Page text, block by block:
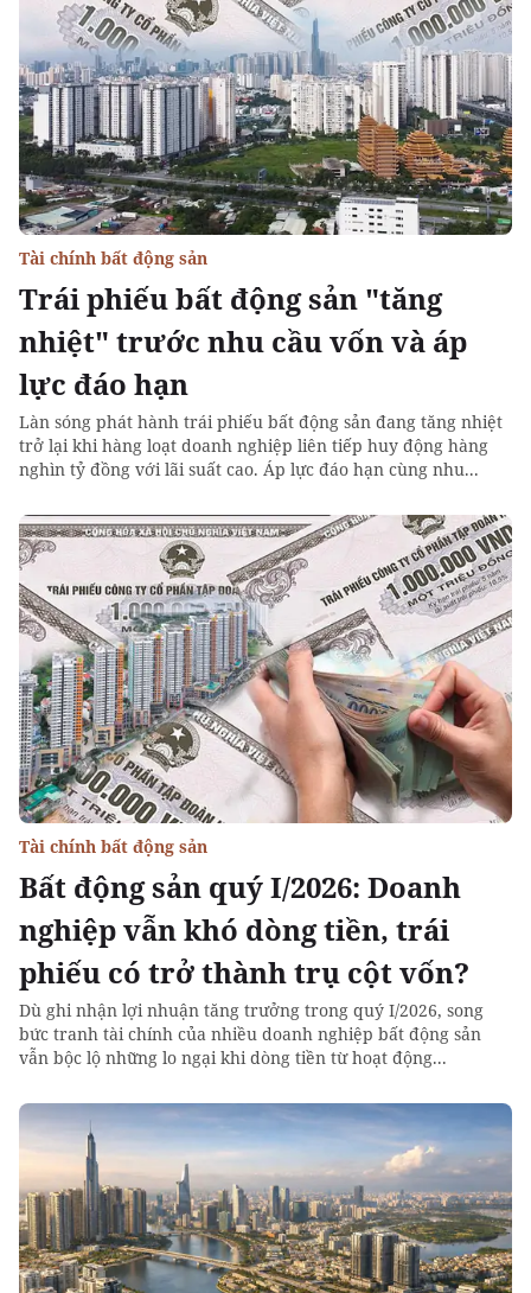
Trái phiếu bất động sản "tăng
nhiệt" trước nhu cầu vốn và áp
lực đáo hạn
Tài chính bất động sản
Làn sóng phát hành trái phiếu bất động sản đang tăng nhiệt
trở lại khi hàng loạt doanh nghiệp liên tiếp huy động hàng
nghìn tỷ đồng với lãi suất cao. Áp lực đáo hạn cùng nhu...
Bất động sản quý I/2026: Doanh
nghiệp vẫn khó dòng tiền, trái
phiếu có trở thành trụ cột vốn?
Tài chính bất động sản
Dù ghi nhận lợi nhuận tăng trưởng trong quý I/2026, song
bức tranh tài chính của nhiều doanh nghiệp bất động sản
vẫn bộc lộ những lo ngại khi dòng tiền từ hoạt động...